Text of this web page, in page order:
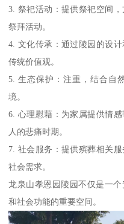
3. 祭祀活动：提供祭祀空间
祭拜活动。
4. 文化传承：通过陵园的设
传统价值观。
5. 生态保护：注重，结合自
境。
6. 心理慰藉：为家属提供情
人的悲痛时期。
7. 社会服务：提供殡葬相关
社会需求。
龙泉山孝恩园陵园不仅是一
和社会功能的重要空间。